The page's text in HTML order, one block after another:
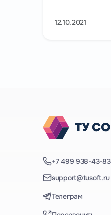
12.10.2021
+7 499 938-43-83
support@tusoft.ru
Телеграм